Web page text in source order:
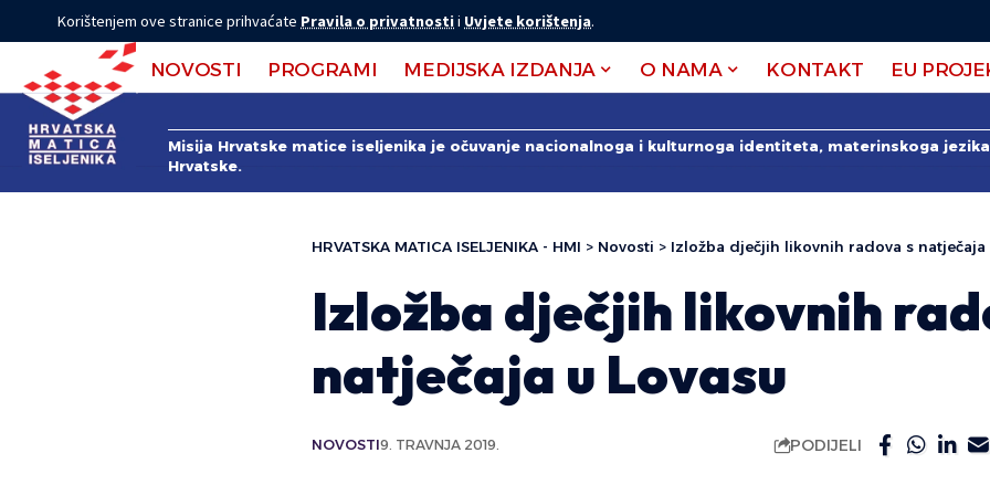
Korištenjem ove stranice prihvaćate Pravila o privatnostii Uvjete korištenja.
NOVOSTI PROGRAMI MEDIJSKA IZDANJA O NAMA KONTAKT EU
Misija Hrvatske matice iseljenika je očuvanje nacionalnoga i kulturnoga identiteta, materinskoga
Hrvatske.
HRVATSKA MATICA ISELJENIKA - HMI > Novosti > Izložba dječjih likovnih radova s natječaja
Izložba dječjih likovnih
natječaja u Lovasu
NOVOSTI9. TRAVNJA 2019. PODIJELI